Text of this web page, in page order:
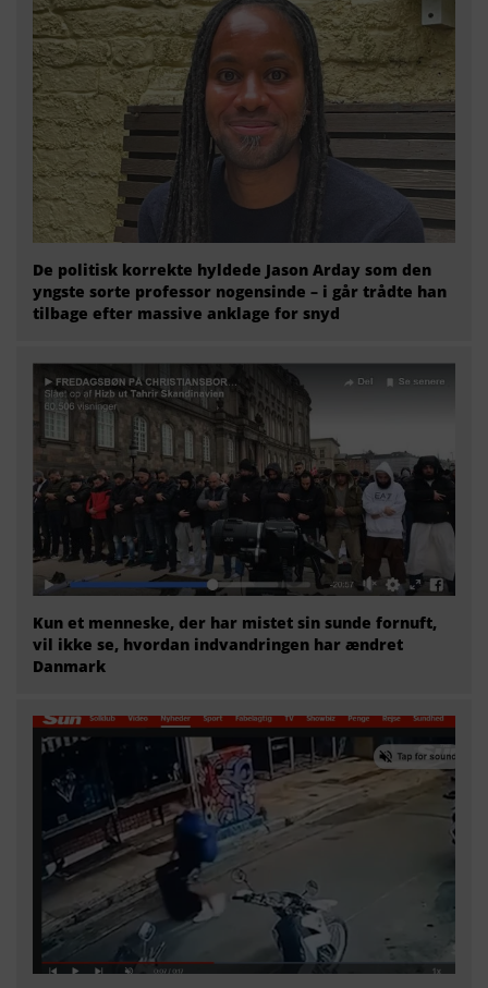
De politisk korrekte hyldede Jason Arday som den
yngste sorte professor nogensinde – i går trådte han
tilbage efter massive anklage for snyd
Kun et menneske, der har mistet sin sunde fornuft,
vil ikke se, hvordan indvandringen har ændret
Danmark